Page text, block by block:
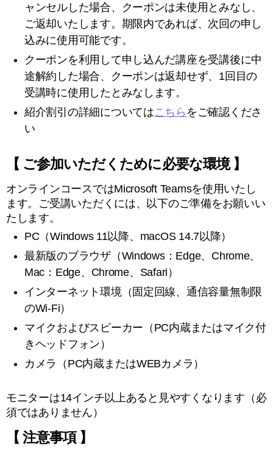
ャンセルした場合、クーポンは未使用とみなし、
ご返却いたします。期限内であれば、次回の申し
込みに使用可能です。
クーポンを利用して申し込んだ講座を受講後に中
途解約した場合、クーポンは返却せず、1回目の
受講時に使用したとみなします。
紹介割引の詳細についてはこちら をご確認くださ
い
【 ご参加いただくために必要な環境 】
オンラインコースではMicrosoft Teamsを使用いたし
ます。ご受講いただくには、以下のご準備をお願いい
たします。
PC（Windows 11以降、macOS 14.7以降）
最新版のブラウザ（Windows：Edge、Chrome、
Mac：Edge、Chrome、Safari）
インターネット環境（固定回線、通信容量無制限
のWi-Fi）
マイクおよびスピーカー（PC内蔵またはマイク付
きヘッドフォン）
カメラ（PC内蔵またはWEBカメラ）
モニターは14インチ以上あると見やすくなります（必
須ではありません）
【 注意事項 】